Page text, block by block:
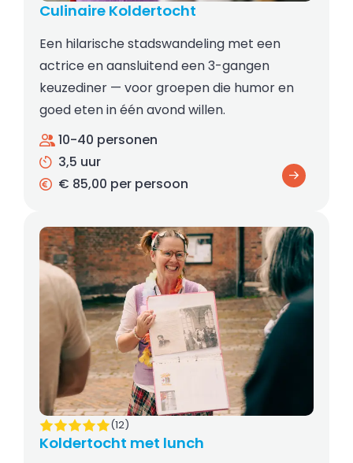
Culinaire Koldertocht
Een hilarische stadswandeling met een
actrice en aansluitend een 3-gangen
keuzediner — voor groepen die humor en
goed eten in één avond willen.
10-40 personen
3,5 uur
€ 85,00 per persoon
Koldertocht met lunch
(12)